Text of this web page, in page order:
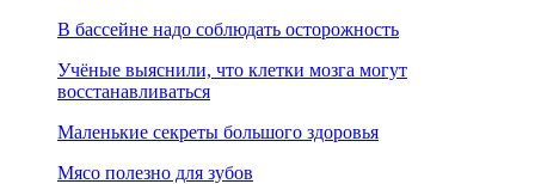
В бассейне надо соблюдать осторожность
Учёные выяснили, что клетки мозга могут
восстанавливаться
Маленькие секреты большого здоровья
Мясо полезно для зубов